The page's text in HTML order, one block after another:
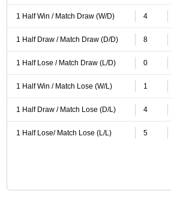
1 Half Win / Match Draw (W/D) 4
1 Half Draw / Match Draw (D/D) 8
1 Half Lose / Match Draw (L/D) 0
1 Half Win / Match Lose (W/L) 1
1 Half Draw / Match Lose (D/L) 4
1 Half Lose/ Match Lose (L/L) 5